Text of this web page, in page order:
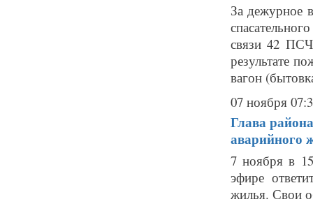
За дежурное
связи 42
результате
вагон
07 ноября
Глава
аварийного
7 ноября в
эфире
жилья. Свои